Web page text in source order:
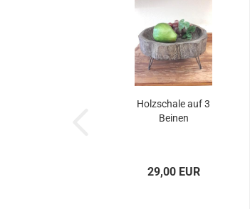
Holzschale auf 3
Beinen
29,00 EUR